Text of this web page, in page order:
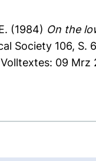
(1984) On the
Society 106, S.
09 Mrz